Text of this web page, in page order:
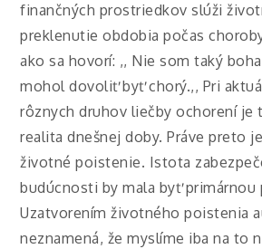
finančných prostriedkov slúži
preklenutie obdobia počas
ako sa hovorí: ,, Nie som taký
mohol dovoliť byť chorý.,, Pri
rôznych druhov liečby ochorení je
realita dnešnej doby. Práve preto
životné poistenie. Istota
budúcnosti by mala byť primárnou
Uzatvorením životného poistenia
neznamená, že myslíme iba na to